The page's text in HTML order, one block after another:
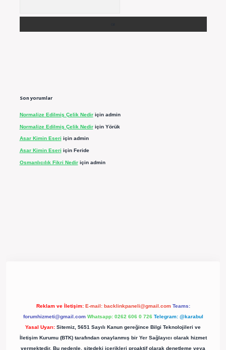
Son yorumlar
Normalize Edilmiş Çelik Nediriçin admin
Normalize Edilmiş Çelik Nediriçin Yörük
Asar Kimin Eseri için admin
Asar Kimin Eseri için Feride
Osmanlıcılık Fikri Nediriçin admin
Reklam ve İletişim: E-mail: backlinkpaneli@gmail.com Teams:
forumhizmeti@gmail.com Whatsapp: 0262 606 0 726 Telegram: @karabul
Yasal Uyarı: Sitemiz, 5651 Sayılı Kanun gereğince Bilgi Teknolojileri ve
İletişim Kurumu (BTK) tarafından onaylanmış bir Yer Sağlayıcı olarak hizmet
vermektedir. Bu nedenle, sitedeki içerikleri proaktif olarak denetleme veya